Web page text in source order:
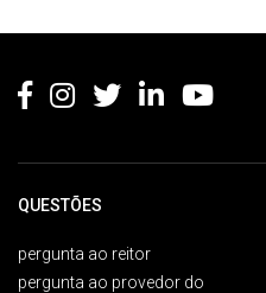
QUESTÕES
pergunta ao reitor
pergunta ao provedor do